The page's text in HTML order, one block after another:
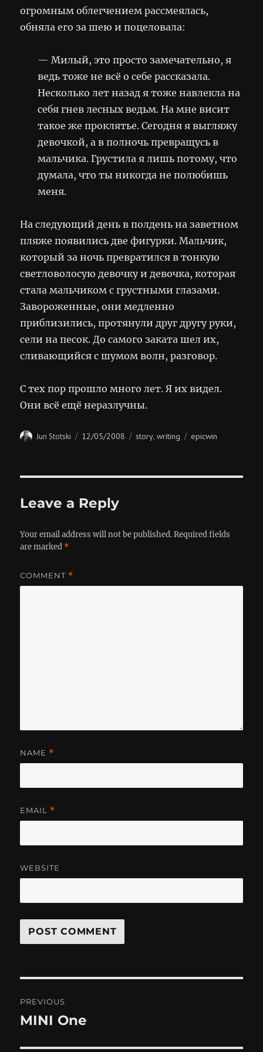
огромным облегчением рассмеялась,
обняла его за шею и поцеловала:
— Милый, это просто замечательно, я
ведь тоже не всё о себе рассказала.
Несколько лет назад я тоже навлекла на
себя гнев лесных ведьм. На мне висит
такое же проклятье. Сегодня я выгляжу
девочкой, а в полночь превращусь в
мальчика. Грустила я лишь потому, что
думала, что ты никогда не полюбишь
меня.
На следующий день в полдень на заветном
пляже появились две фигурки. Мальчик,
который за ночь превратился в тонкую
светловолосую девочку и девочка, которая
стала мальчиком с грустными глазами.
Завороженные, они медленно
приблизились, протянули друг другу руки,
сели на песок. До самого заката шел их,
сливающийся с шумом волн, разговор.
С тех пор прошло много лет. Я их видел.
Они всё ещё неразлучны.
Author
Juri Stotski
Posted
12/05/2008 Categories
story,writing Tags
epicwin
Leave a Reply
Your email address will not be published. Required fields
are marked *
COMMENT *
NAME *
EMAIL *
WEBSITE
navigation
PREVIOUS
Previous
MINI One